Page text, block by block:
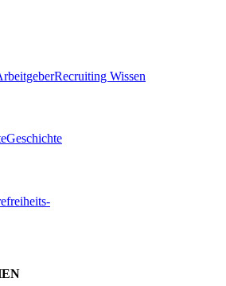
Recruiting Wissen
Geschichte